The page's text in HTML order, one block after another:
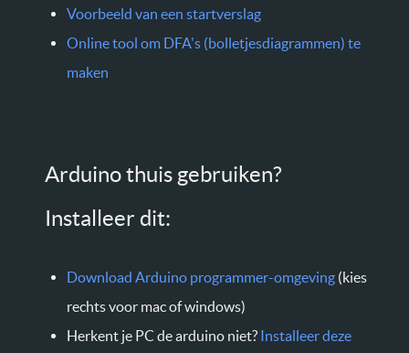
Voorbeeld van een startverslag
Online tool om DFA's (bolletjesdiagrammen) te
maken
Arduino thuis gebruiken?
Installeer dit:
Download Arduino programmer-omgeving (kies
rechts voor mac of windows)
Herkent je PC de arduino niet? Installeer deze